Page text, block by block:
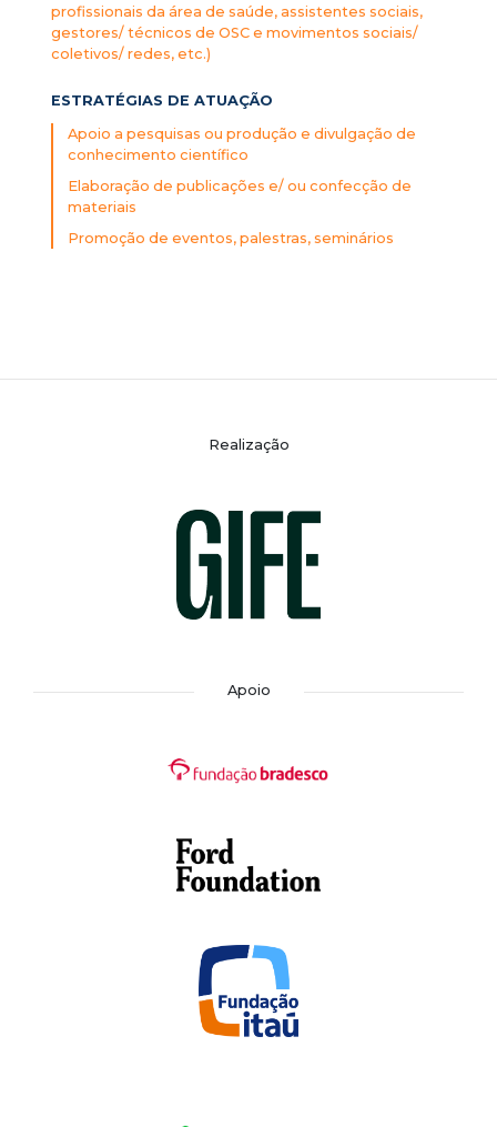
profissionais da área de saúde, assistentes sociais,
gestores/ técnicos de OSC e movimentos sociais/
coletivos/ redes, etc.)
ESTRATÉGIAS DE ATUAÇÃO
Apoio a pesquisas ou produção e divulgação de
conhecimento científico
Elaboração de publicações e/ ou confecção de
materiais
Promoção de eventos, palestras, seminários
Realização
Apoio